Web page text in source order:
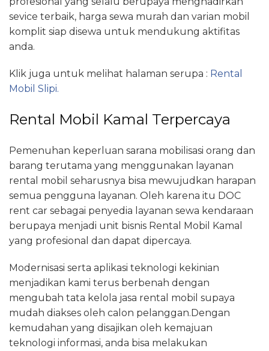
sevice terbaik, harga sewa murah dan varian mobil
komplit siap disewa untuk mendukung aktifitas
anda.
Klik juga untuk melihat halaman serupa : Rental
Mobil Slipi.
Rental Mobil Kamal Terpercaya
Pemenuhan keperluan sarana mobilisasi orang dan
barang terutama yang menggunakan layanan
rental mobil seharusnya bisa mewujudkan harapan
semua pengguna layanan. Oleh karena itu DOC
rent car sebagai penyedia layanan sewa kendaraan
berupaya menjadi unit bisnis Rental Mobil Kamal
yang profesional dan dapat dipercaya.
Modernisasi serta aplikasi teknologi kekinian
menjadikan kami terus berbenah dengan
mengubah tata kelola jasa rental mobil supaya
mudah diakses oleh calon pelanggan.Dengan
kemudahan yang disajikan oleh kemajuan
teknologi informasi, anda bisa melakukan